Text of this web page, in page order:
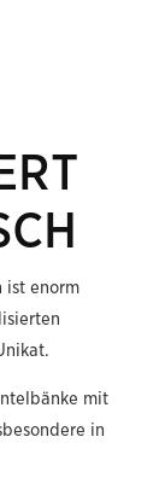
ist enorm
mit
in